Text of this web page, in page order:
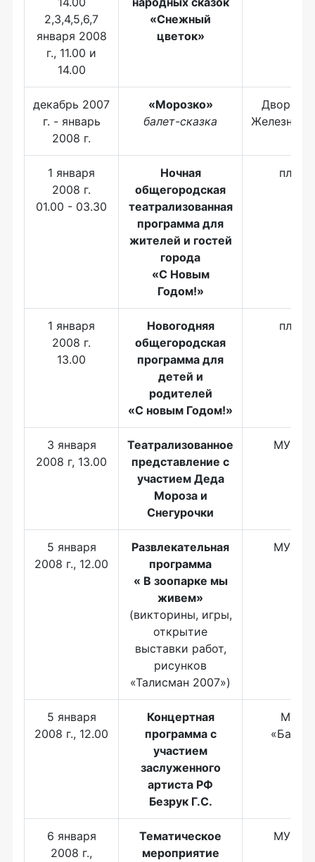
2,3,4,5,6,7
января 2008
г., 11.00 и
14.00
«Снежный
цветок»
декабрь 2007
г. - январь
2008 г.
«Морозко»
балет-сказка
Дворец
1 января
2008 г.
01.00 - 03.30
Ночная
общегородская
театрализованная
программа для
жителей и гостей
города
«С Новым
Годом!»
пл.
1 января
2008 г.
13.00
Новогодняя
общегородская
программа для
детей и
родителей
«С новым Годом!»
пл.
3 января
2008 г, 13.00
Театрализованное
представление с
участием Деда
Мороза и
Снегурочки
МУК
5 января
2008 г., 12.00
Развлекательная
программа
« В зоопарке мы
живем»
(викторины, игры,
открытие
выставки работ,
рисунков
«Талисман 2007»)
МУК
5 января
2008 г., 12.00
Концертная
программа с
участием
заслуженного
артиста РФ
Безрук Г.С.
МУП
6 января
2008 г.,
Тематическое
мероприятие
МУК